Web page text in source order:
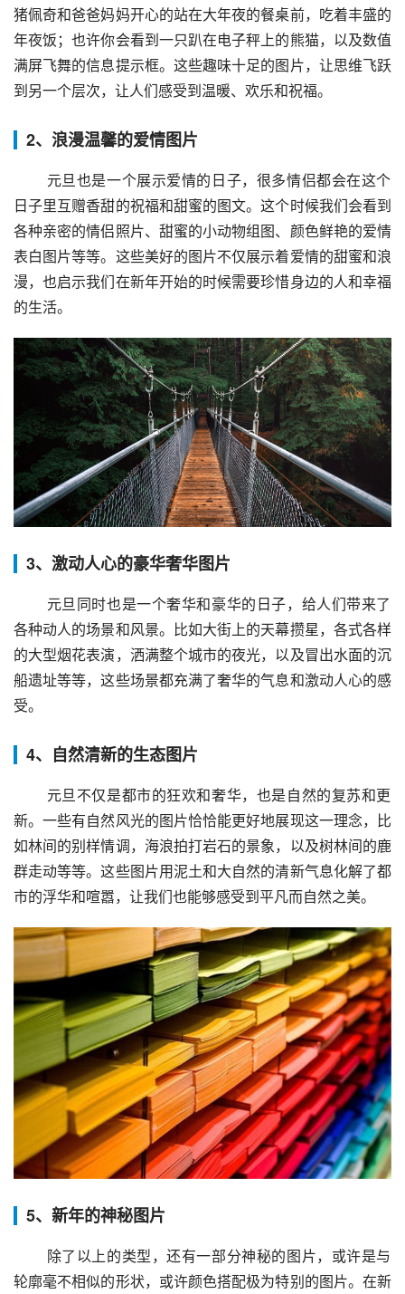
猪佩奇和爸爸妈妈开心的站在大年夜的餐桌前，吃着丰盛的
年夜饭；也许你会看到一只趴在电子秤上的熊猫，以及数值
满屏飞舞的信息提示框。这些趣味十足的图片，让思维飞跃
到另一个层次，让人们感受到温暖、欢乐和祝福。
2、浪漫温馨的爱情图片
日子里互赠香甜的祝福和甜蜜的图文。这个时候我们会看到
各种亲密的情侣照片、甜蜜的小动物组图、颜色鲜艳的爱情
表白图片等等。这些美好的图片不仅展示着爱情的甜蜜和浪
漫，也启示我们在新年开始的时候需要珍惜身边的人和幸福
的生活。
3、激动人心的豪华奢华图片
各种动人的场景和风景。比如大街上的天幕攒星，各式各样
的大型烟花表演，洒满整个城市的夜光，以及冒出水面的沉
船遗址等等，这些场景都充满了奢华的气息和激动人心的感
受。
4、自然清新的生态图片
新。一些有自然风光的图片恰恰能更好地展现这一理念，比
如林间的别样情调，海浪拍打岩石的景象，以及树林间的鹿
群走动等等。这些图片用泥土和大自然的清新气息化解了都
市的浮华和喧嚣，让我们也能够感受到平凡而自然之美。
5、新年的神秘图片
轮廓毫不相似的形状，或许颜色搭配极为特别的图片。在新